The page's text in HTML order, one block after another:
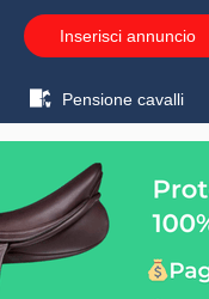
Inserisci annuncio
Pensione cavalli